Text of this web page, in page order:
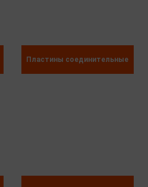
Пластины соединительные